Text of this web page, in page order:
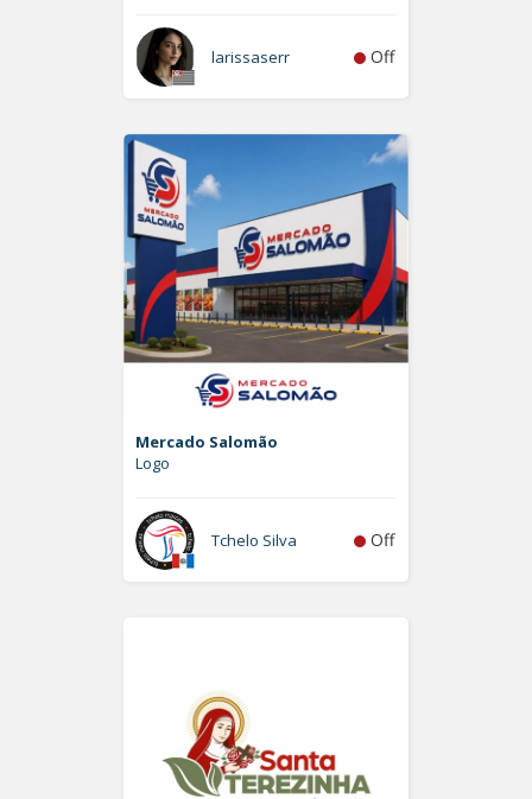
larissaserr Off
Mercado Salomão
Logo
Tchelo Silva Off